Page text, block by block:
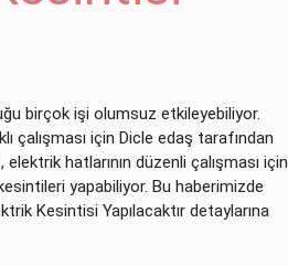
birçok işi olumsuz etkileyebiliyor.
çalışması için Dicle edaş tarafından
hatlarının düzenli çalışması için
yapabiliyor. Bu haberimizde
Kesintisi Yapılacaktır detaylarına